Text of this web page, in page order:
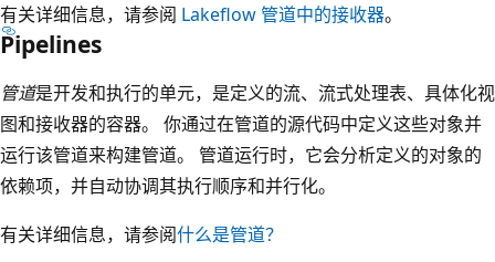
有关详细信息，请参阅 Lakeflow 管道中的接收器。
Pipelines
管道是开发和执行的单元，是定义的流、流式处理表、具体化视
图和接收器的容器。 你通过在管道的源代码中定义这些对象并
运行该管道来构建管道。 管道运行时，它会分析定义的对象的
依赖项，并自动协调其执行顺序和并行化。
有关详细信息，请参阅什么是管道？